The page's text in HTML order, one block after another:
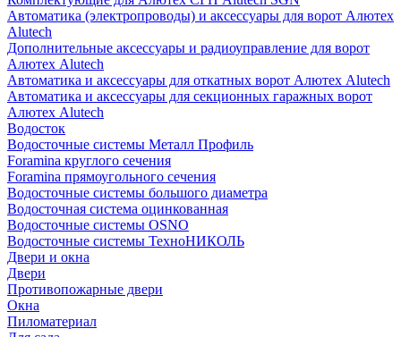
Автоматика (электропроводы) и аксессуары для ворот Алютех
Alutech
Дополнительные аксессуары и радиоуправление для ворот
Алютех Alutech
Автоматика и аксессуары для откатных ворот Алютех Alutech
Автоматика и аксессуары для секционных гаражных ворот
Алютех Alutech
Водосток
Водосточные системы Металл Профиль
Foramina круглого сечения
Foramina прямоугольного сечения
Водосточные системы большого диаметра
Водосточная система оцинкованная
Водосточные системы OSNO
Водосточные системы ТехноНИКОЛЬ
Двери и окна
Двери
Противопожарные двери
Окна
Пиломатериал